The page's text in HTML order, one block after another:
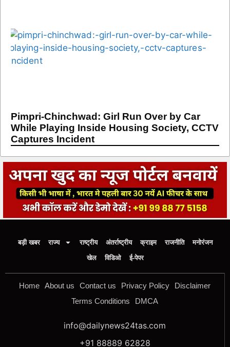
Pimpri-Chinchwad: Girl Run Over by Car
While Playing Inside Housing Society, CCTV
Captures Incident
बड़ी खबर राज्य राष्ट्रीय अंतर्राष्ट्रीय क्राइम राजनीति
मनोरंजन
खेल
विडिओ ई-पेपर
Home About us Contact us Privacy Policy
Disclaimer
Terms Conditions
DMCA
info@dailynews24tas.com
+91 88889 62828